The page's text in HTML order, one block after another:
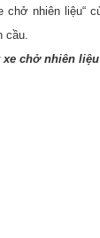
chở nhiên liệu“
cầu.
chở nhiên